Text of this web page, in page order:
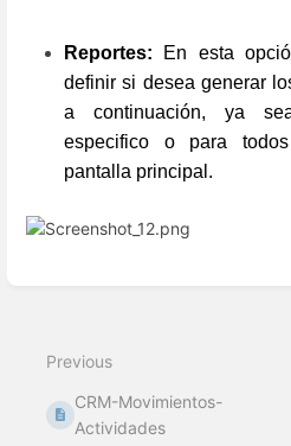
Reportes: En esta
definir si desea generar
a continuación, ya
especifico o para
pantalla principal.
Previous
CRM-Movimientos-
Actividades